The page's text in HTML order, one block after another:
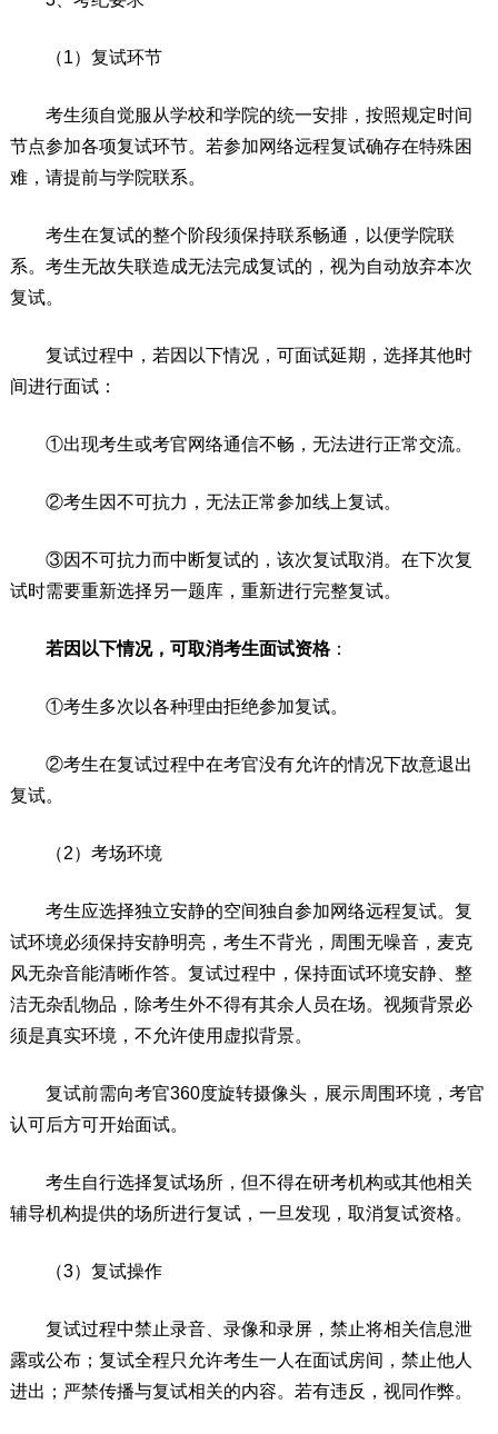
（1）复试环节
考生须自觉服从学校和学院的统一安排，按照规定时间
节点参加各项复试环节。若参加网络远程复试确存在特殊困
难，请提前与学院联系。
考生在复试的整个阶段须保持联系畅通，以便学院联
系。考生无故失联造成无法完成复试的，视为自动放弃本次
复试。
复试过程中，若因以下情况，可面试延期，选择其他时
间进行面试：
①出现考生或考官网络通信不畅，无法进行正常交流。
②考生因不可抗力，无法正常参加线上复试。
③因不可抗力而中断复试的，该次复试取消。在下次复
试时需要重新选择另一题库，重新进行完整复试。
若因以下情况，可取消考生面试资格：
①考生多次以各种理由拒绝参加复试。
②考生在复试过程中在考官没有允许的情况下故意退出
复试。
（2）考场环境
考生应选择独立安静的空间独自参加网络远程复试。复
试环境必须保持安静明亮，考生不背光，周围无噪音，麦克
风无杂音能清晰作答。复试过程中，保持面试环境安静、整
洁无杂乱物品，除考生外不得有其余人员在场。视频背景必
须是真实环境，不允许使用虚拟背景。
复试前需向考官360度旋转摄像头，展示周围环境，考官
认可后方可开始面试。
考生自行选择复试场所，但不得在研考机构或其他相关
辅导机构提供的场所进行复试，一旦发现，取消复试资格。
（3）复试操作
复试过程中禁止录音、录像和录屏，禁止将相关信息泄
露或公布；复试全程只允许考生一人在面试房间，禁止他人
进出；严禁传播与复试相关的内容。若有违反，视同作弊。